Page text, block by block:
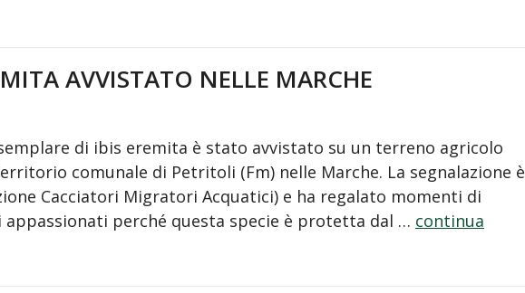
AVVISTATO NELLE MARCHE
di ibis eremita è stato avvistato su un terreno agricolo
comunale di Petritoli (Fm) nelle Marche. La segnalazione è
Cacciatori Migratori Acquatici) e ha regalato momenti di
perché questa specie è protetta dal … continua